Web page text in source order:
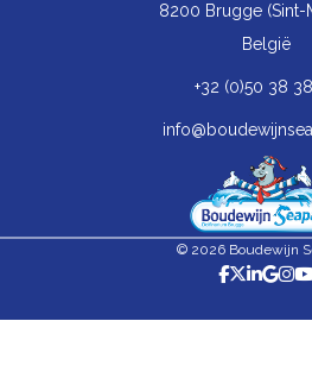
8200 Brugge (Sint-
België
+32 (0)50 38
© 2026 Boudewijn